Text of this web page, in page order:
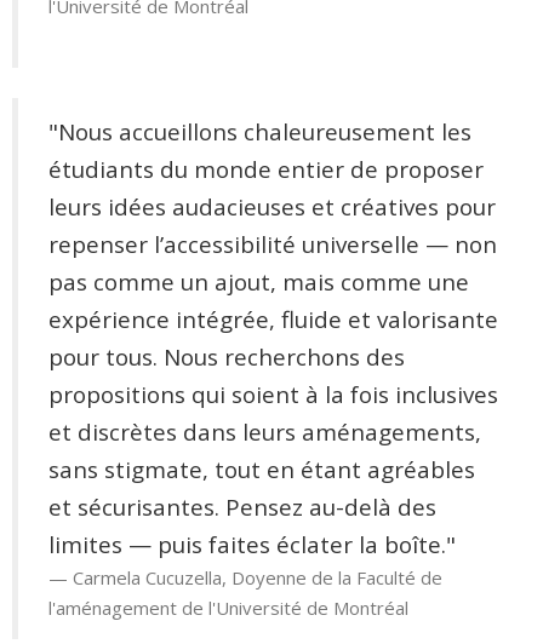
l'Université de Montréal
"Nous accueillons chaleureusement les
étudiants du monde entier de proposer
leurs idées audacieuses et créatives pour
repenser l’accessibilité universelle — non
pas comme un ajout, mais comme une
expérience intégrée, fluide et valorisante
pour tous. Nous recherchons des
propositions qui soient à la fois inclusives
et discrètes dans leurs aménagements,
sans stigmate, tout en étant agréables
et sécurisantes. Pensez au-delà des
limites — puis faites éclater la boîte."
Carmela Cucuzella, Doyenne de la Faculté de
l'aménagement de l'Université de Montréal